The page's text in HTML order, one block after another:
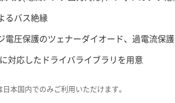
るバス絶縁
電圧保護のツェナーダイオード、過電流保
対応したドライバライブラリを用意
本国内でのみご利用いただけます。